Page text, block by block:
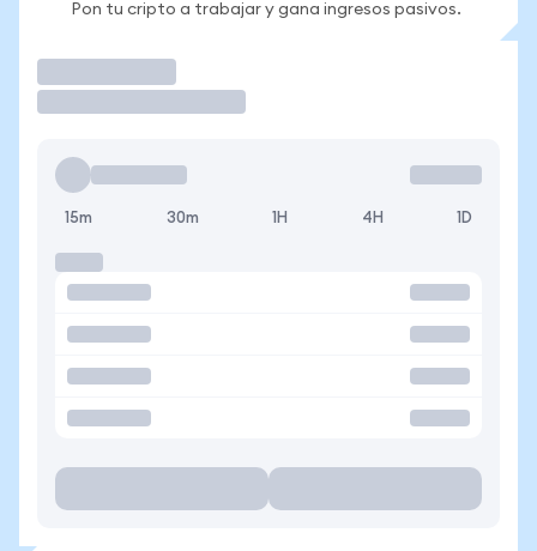
Pon tu cripto a trabajar y gana ingresos pasivos.
15m 30m 1H 4H 1D